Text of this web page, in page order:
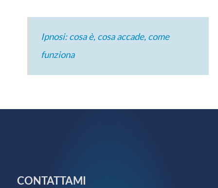
Ipnosi: cosa è, cosa accade, come
funziona
CONTATTAMI